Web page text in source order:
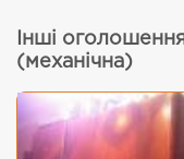
Інші
(механічна)